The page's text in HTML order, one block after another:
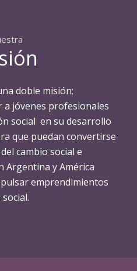
doble misión;
a jóvenes profesionales
social en su desarrollo
que puedan convertirse
cambio social e
Argentina y América
emprendimientos